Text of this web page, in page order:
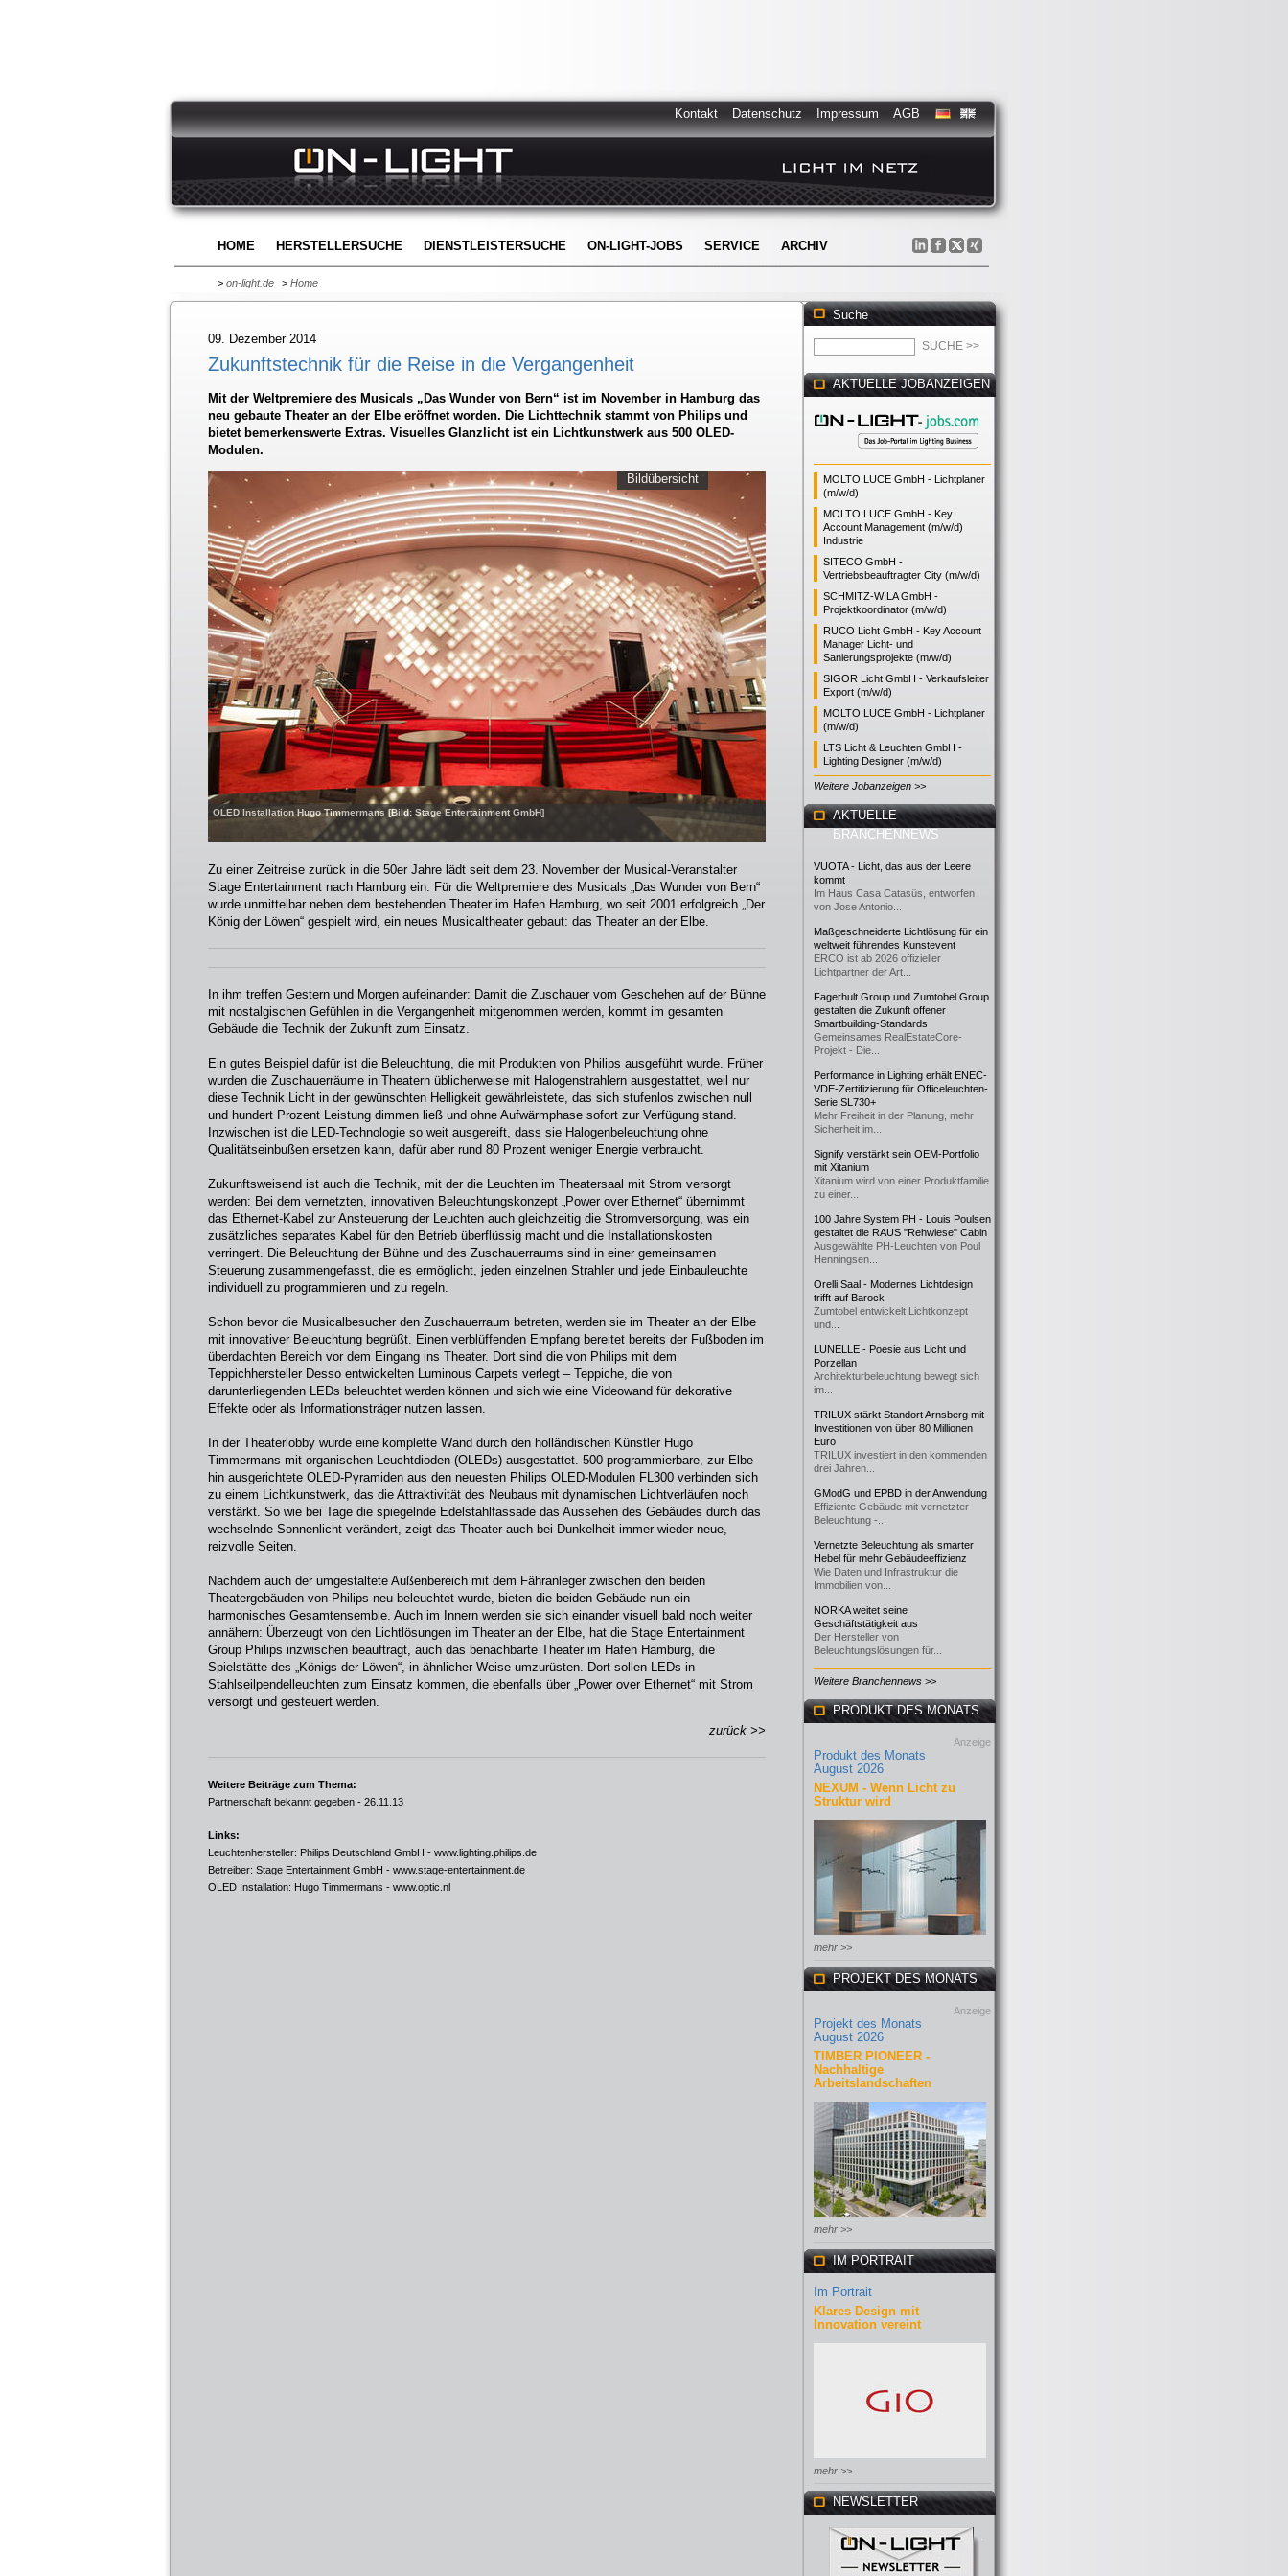
Kontakt Datenschutz Impressum AGB
HOME HERSTELLERSUCHE DIENSTLEISTERSUCHE ON-LIGHT-JOBS SERVICE ARCHIV
> on-light.de > Home
09. Dezember 2014
Zukunftstechnik für die Reise in die Vergangenheit
Mit der Weltpremiere des Musicals „Das Wunder von Bern“ ist im November in Hamburg das
neu gebaute Theater an der Elbe eröffnet worden. Die Lichttechnik stammt von Philips und
bietet bemerkenswerte Extras. Visuelles Glanzlicht ist ein Lichtkunstwerk aus 500 OLED-
Modulen.
OLED Installation Hugo Timmermans [Bild: Stage Entertainment GmbH]
Bildübersicht
Zu einer Zeitreise zurück in die 50er Jahre lädt seit dem 23. November der Musical-Veranstalter
Stage Entertainment nach Hamburg ein. Für die Weltpremiere des Musicals „Das Wunder von Bern“
wurde unmittelbar neben dem bestehenden Theater im Hafen Hamburg, wo seit 2001 erfolgreich „Der
König der Löwen“ gespielt wird, ein neues Musicaltheater gebaut: das Theater an der Elbe.
In ihm treffen Gestern und Morgen aufeinander: Damit die Zuschauer vom Geschehen auf der Bühne
mit nostalgischen Gefühlen in die Vergangenheit mitgenommen werden, kommt im gesamten
Gebäude die Technik der Zukunft zum Einsatz.
Ein gutes Beispiel dafür ist die Beleuchtung, die mit Produkten von Philips ausgeführt wurde. Früher
wurden die Zuschauerräume in Theatern üblicherweise mit Halogenstrahlern ausgestattet, weil nur
diese Technik Licht in der gewünschten Helligkeit gewährleistete, das sich stufenlos zwischen null
und hundert Prozent Leistung dimmen ließ und ohne Aufwärmphase sofort zur Verfügung stand.
Inzwischen ist die LED-Technologie so weit ausgereift, dass sie Halogenbeleuchtung ohne
Qualitätseinbußen ersetzen kann, dafür aber rund 80 Prozent weniger Energie verbraucht.
Zukunftsweisend ist auch die Technik, mit der die Leuchten im Theatersaal mit Strom versorgt
werden: Bei dem vernetzten, innovativen Beleuchtungskonzept „Power over Ethernet“ übernimmt
das Ethernet-Kabel zur Ansteuerung der Leuchten auch gleichzeitig die Stromversorgung, was ein
zusätzliches separates Kabel für den Betrieb überflüssig macht und die Installationskosten
verringert. Die Beleuchtung der Bühne und des Zuschauerraums sind in einer gemeinsamen
Steuerung zusammengefasst, die es ermöglicht, jeden einzelnen Strahler und jede Einbauleuchte
individuell zu programmieren und zu regeln.
Schon bevor die Musicalbesucher den Zuschauerraum betreten, werden sie im Theater an der Elbe
mit innovativer Beleuchtung begrüßt. Einen verblüffenden Empfang bereitet bereits der Fußboden im
überdachten Bereich vor dem Eingang ins Theater. Dort sind die von Philips mit dem
Teppichhersteller Desso entwickelten Luminous Carpets verlegt – Teppiche, die von
darunterliegenden LEDs beleuchtet werden können und sich wie eine Videowand für dekorative
Effekte oder als Informationsträger nutzen lassen.
In der Theaterlobby wurde eine komplette Wand durch den holländischen Künstler Hugo
Timmermans mit organischen Leuchtdioden (OLEDs) ausgestattet. 500 programmierbare, zur Elbe
hin ausgerichtete OLED-Pyramiden aus den neuesten Philips OLED-Modulen FL300 verbinden sich
zu einem Lichtkunstwerk, das die Attraktivität des Neubaus mit dynamischen Lichtverläufen noch
verstärkt. So wie bei Tage die spiegelnde Edelstahlfassade das Aussehen des Gebäudes durch das
wechselnde Sonnenlicht verändert, zeigt das Theater auch bei Dunkelheit immer wieder neue,
reizvolle Seiten.
Nachdem auch der umgestaltete Außenbereich mit dem Fähranleger zwischen den beiden
Theatergebäuden von Philips neu beleuchtet wurde, bieten die beiden Gebäude nun ein
harmonisches Gesamtensemble. Auch im Innern werden sie sich einander visuell bald noch weiter
annähern: Überzeugt von den Lichtlösungen im Theater an der Elbe, hat die Stage Entertainment
Group Philips inzwischen beauftragt, auch das benachbarte Theater im Hafen Hamburg, die
Spielstätte des „Königs der Löwen“, in ähnlicher Weise umzurüsten. Dort sollen LEDs in
Stahlseilpendelleuchten zum Einsatz kommen, die ebenfalls über „Power over Ethernet“ mit Strom
versorgt und gesteuert werden.
zurück >>
Weitere Beiträge zum Thema:
Partnerschaft bekannt gegeben - 26.11.13
Links:
Leuchtenhersteller: Philips Deutschland GmbH - www.lighting.philips.de
Betreiber: Stage Entertainment GmbH - www.stage-entertainment.de
OLED Installation: Hugo Timmermans - www.optic.nl
Suche
AKTUELLE JOBANZEIGEN
MOLTO LUCE GmbH - Lichtplaner
(m/w/d)
MOLTO LUCE GmbH - Key
Account Management (m/w/d)
Industrie
SITECO GmbH -
Vertriebsbeauftragter City (m/w/d)
SCHMITZ-WILA GmbH -
Projektkoordinator (m/w/d)
RUCO Licht GmbH - Key Account
Manager Licht- und
Sanierungsprojekte (m/w/d)
SIGOR Licht GmbH - Verkaufsleiter
Export (m/w/d)
MOLTO LUCE GmbH - Lichtplaner
(m/w/d)
LTS Licht & Leuchten GmbH -
Lighting Designer (m/w/d)
Weitere Jobanzeigen >>
AKTUELLE
BRANCHENNEWS
VUOTA - Licht, das aus der Leere
kommt
Im Haus Casa Catasüs, entworfen
von Jose Antonio...
Maßgeschneiderte Lichtlösung für ein
weltweit führendes Kunstevent
ERCO ist ab 2026 offizieller
Lichtpartner der Art...
Fagerhult Group und Zumtobel Group
gestalten die Zukunft offener
Smartbuilding-Standards
Gemeinsames RealEstateCore-
Projekt - Die...
Performance in Lighting erhält ENEC-
VDE-Zertifizierung für Officeleuchten-
Serie SL730+
Mehr Freiheit in der Planung, mehr
Sicherheit im...
Signify verstärkt sein OEM-Portfolio
mit Xitanium
Xitanium wird von einer Produktfamilie
zu einer...
100 Jahre System PH - Louis Poulsen
gestaltet die RAUS "Rehwiese" Cabin
Ausgewählte PH-Leuchten von Poul
Henningsen...
Orelli Saal - Modernes Lichtdesign
trifft auf Barock
Zumtobel entwickelt Lichtkonzept
und...
LUNELLE - Poesie aus Licht und
Porzellan
Architekturbeleuchtung bewegt sich
im...
TRILUX stärkt Standort Arnsberg mit
Investitionen von über 80 Millionen
Euro
TRILUX investiert in den kommenden
drei Jahren...
GModG und EPBD in der Anwendung
Effiziente Gebäude mit vernetzter
Beleuchtung -...
Vernetzte Beleuchtung als smarter
Hebel für mehr Gebäudeeffizienz
Wie Daten und Infrastruktur die
Immobilien von...
NORKA weitet seine
Geschäftstätigkeit aus
Der Hersteller von
Beleuchtungslösungen für...
Weitere Branchennews >>
PRODUKT DES MONATS
Anzeige
Produkt des Monats
August 2026
NEXUM - Wenn Licht zu
Struktur wird
mehr >>
PROJEKT DES MONATS
Anzeige
Projekt des Monats
August 2026
TIMBER PIONEER -
Nachhaltige
Arbeitslandschaften
mehr >>
IM PORTRAIT
Im Portrait
Klares Design mit
Innovation vereint
mehr >>
NEWSLETTER